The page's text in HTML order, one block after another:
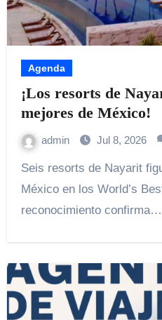
Agenda
¡Los resorts de
mejores de México!
admin Jul 8, 2026
Seis resorts de Nayarit figuran entre los mejores de
México en los World’s
reconocimiento confirma…